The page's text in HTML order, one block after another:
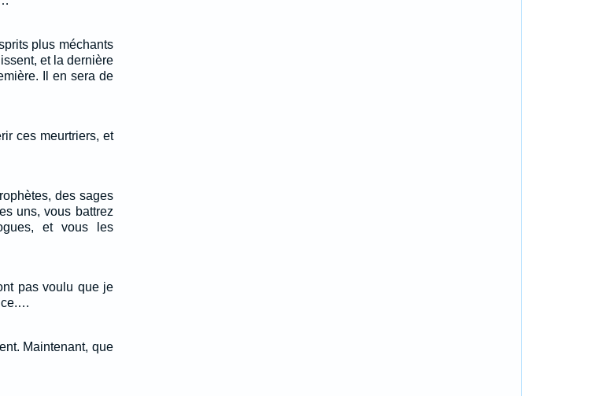
plus méchants
et la dernière
Il en sera de
ces meurtriers, et
des sages
uns, vous battrez
et vous les
pas voulu que je
Maintenant, que